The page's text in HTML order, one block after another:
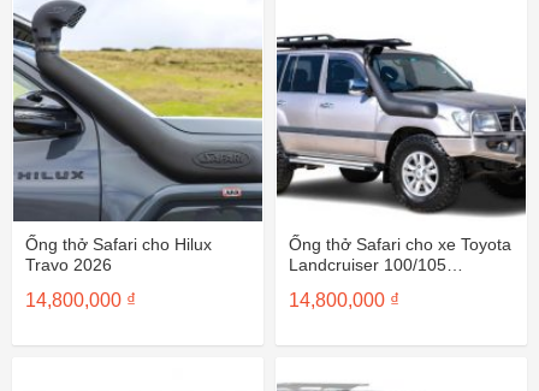
Ống thở Safari cho Hilux
Travo 2026
14,800,000 ₫
Ống thở Safari cho xe Toyota
Landcruiser 100/105
14,800,000 ₫